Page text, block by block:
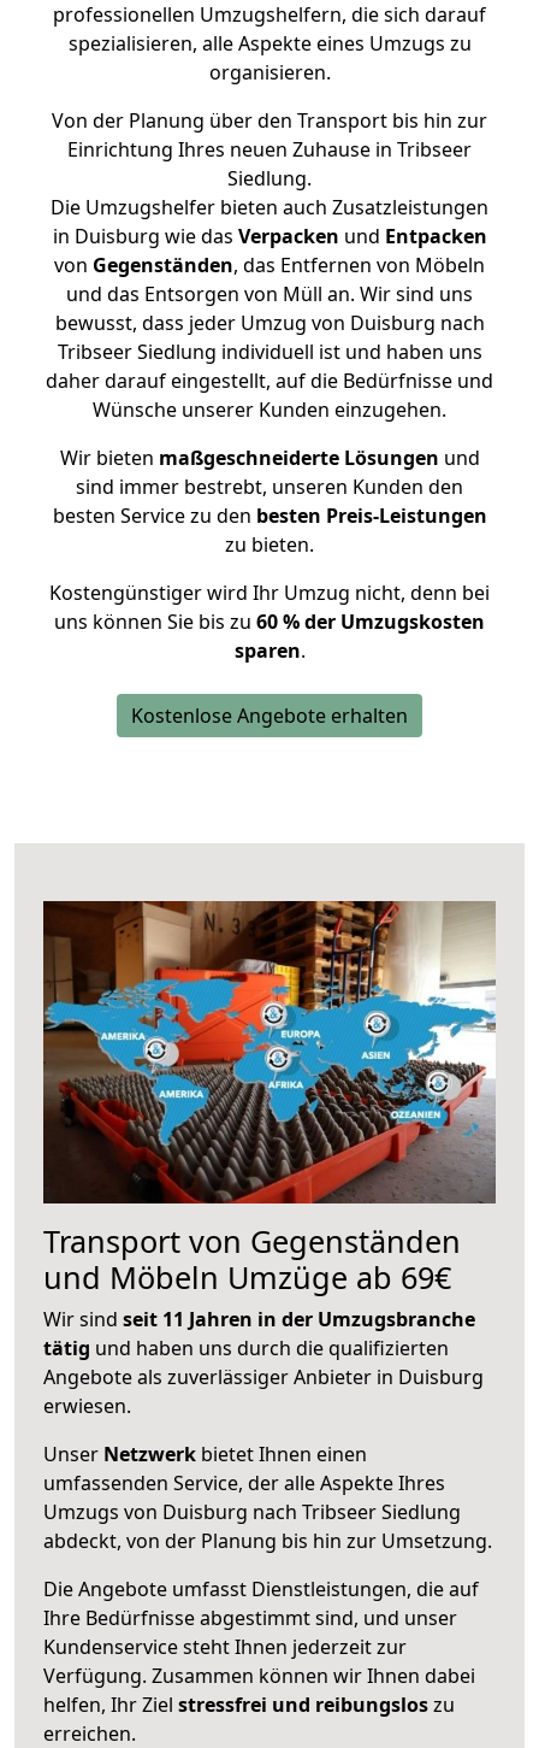
professionellen Umzugshelfern, die sich darauf
spezialisieren, alle Aspekte eines Umzugs zu
organisieren.
Von der Planung über den Transport bis hin zur
Einrichtung Ihres neuen Zuhause in Tribseer
Siedlung.
Die Umzugshelfer bieten auch Zusatzleistungen
in Duisburg wie das Verpacken und Entpacken
von Gegenständen, das Entfernen von Möbeln
und das Entsorgen von Müll an. Wir sind uns
bewusst, dass jeder Umzug von Duisburg nach
Tribseer Siedlung individuell ist und haben uns
daher darauf eingestellt, auf die Bedürfnisse und
Wünsche unserer Kunden einzugehen.
Wir bieten maßgeschneiderte Lösungen und
sind immer bestrebt, unseren Kunden den
besten Service zu den besten Preis-Leistungen
zu bieten.
Kostengünstiger wird Ihr Umzug nicht, denn bei
uns können Sie bis zu 60 % der Umzugskosten
sparen.
Kostenlose Angebote erhalten
Transport von Gegenständen
und Möbeln Umzüge ab 69€
Wir sind seit 11 Jahren in der Umzugsbranche
tätig und haben uns durch die qualifizierten
Angebote als zuverlässiger Anbieter in Duisburg
erwiesen.
Unser Netzwerk bietet Ihnen einen
umfassenden Service, der alle Aspekte Ihres
Umzugs von Duisburg nach Tribseer Siedlung
abdeckt, von der Planung bis hin zur Umsetzung.
Die Angebote umfasst Dienstleistungen, die auf
Ihre Bedürfnisse abgestimmt sind, und unser
Kundenservice steht Ihnen jederzeit zur
Verfügung. Zusammen können wir Ihnen dabei
helfen, Ihr Ziel stressfrei und reibungsloszu
erreichen.